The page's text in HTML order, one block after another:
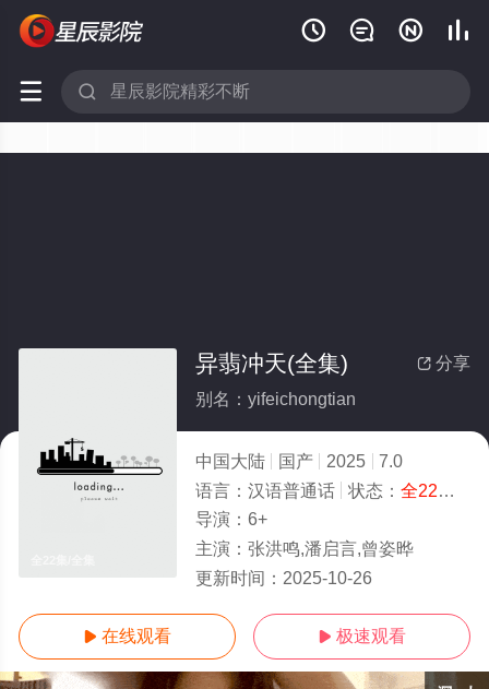
   
 
 分享
异翡冲天(全集)
别名：yifeichongtian
中国大陆 国产 2025
7.0
语言： 汉语普通话 状态： 全22集
导演： 6+
主演： 张洪鸣,潘启言,曾姿晔
更新时间： 2025-10-26
 在线观看  极速观看